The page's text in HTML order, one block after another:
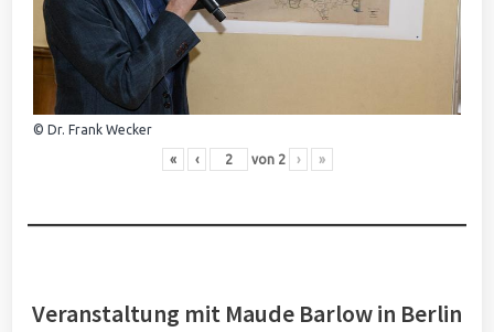
© Dr. Frank Wecker
« ‹ von 2 › »
Veranstaltung mit Maude Barlow in Berlin